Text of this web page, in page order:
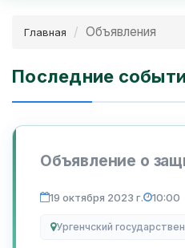
Главная Объявления
Последние
Объявление о
19 октября 2023 г. 10:00
Ургенчский